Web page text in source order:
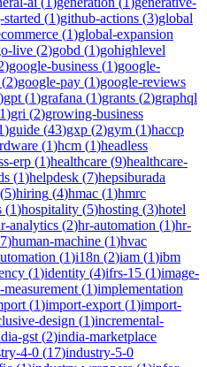
(1)github-actions (3)global
(1)global-expansion
live (2)gobd (1)gohighlevel
)google-business (1)google-
(2)google-pay (1)google-reviews
)gpt (1)grafana (1)grants (2)graphql
1)gri (2)growing-business
)guide (43)gxp (2)gym (1)haccp
(1)hcm (1)headless
erp (1)healthcare (9)healthcare-
(1)helpdesk (7)hepsiburada
(5)hiring (4)hmac (1)hmrc
(1)hospitality (5)hosting (3)hotel
analytics (2)hr-automation (1)hr-
7)human-machine (1)hvac
(1)i18n (2)iam (1)ibm
(1)identity (4)ifrs-15 (1)image-
(1)implementation
(1)import-export (1)import-
design (1)incremental-
gst (2)india-marketplace
4-0 (17)industry-5-0